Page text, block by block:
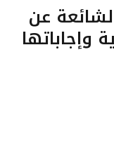
عن
وإجاباتها